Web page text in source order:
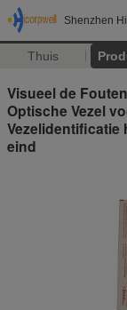
Shenzhen
Thuis
Visueel de
Optische Vezel
Vezelidentificatie
eind